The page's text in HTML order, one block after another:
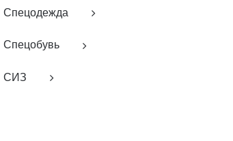
Спецодежда
Спецобувь
СИЗ